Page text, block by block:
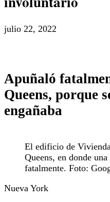
julio 22, 2022
Apuñaló
Queens, porque
engañaba
El edificio de
Queens, en donde
fatalmente. Foto:
Nueva York